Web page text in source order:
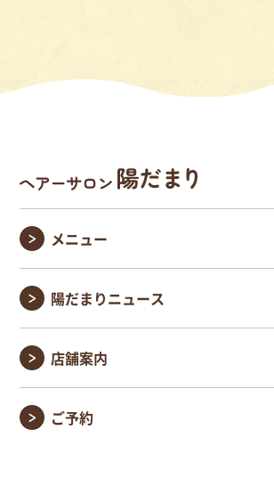
メニュー
陽だまりニュース
店舗案内
ご予約